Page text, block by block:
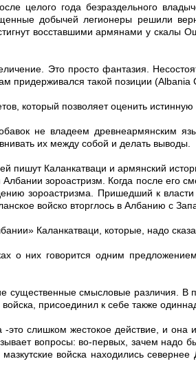
целого года безраздельного
добычей легионеры решили
восставшими армянами у
Это просто фантазия.
придерживался такой позиции (Albania
который позволяет оценить истинную
не владеем древнеармянским
их между собой и делать выводы.
пишут Каланкатваци и армянский
зороастризм. Когда после его
зороастризма. Пришедший к
войско вторглось в Албанию с
Каланкатваци, которые, надо
о них говорится одним
существенные смысловые различия. В
присоединил к себе также
слишком жестокое действие, и
вопросы: во-первых, зачем надо
войска находились